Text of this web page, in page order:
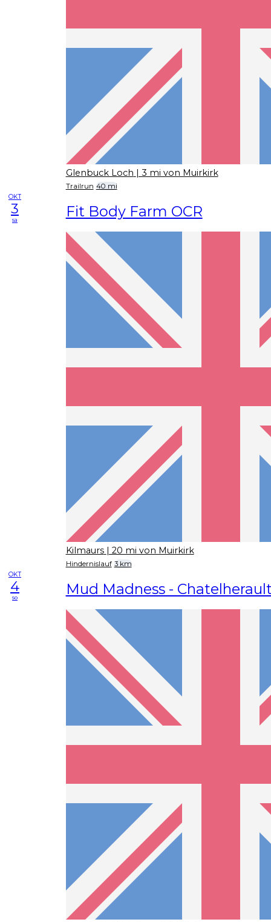
Glenbuck Loch | 3 mi von Muirkirk
Trailrun 40 mi
OKT
3
sa Fit Body Farm OCR
Kilmaurs | 20 mi von Muirkirk
Hindernislauf 3 km
OKT
4
so Mud Madness -